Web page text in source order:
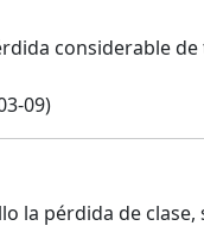
considerable
09)
la pérdida de